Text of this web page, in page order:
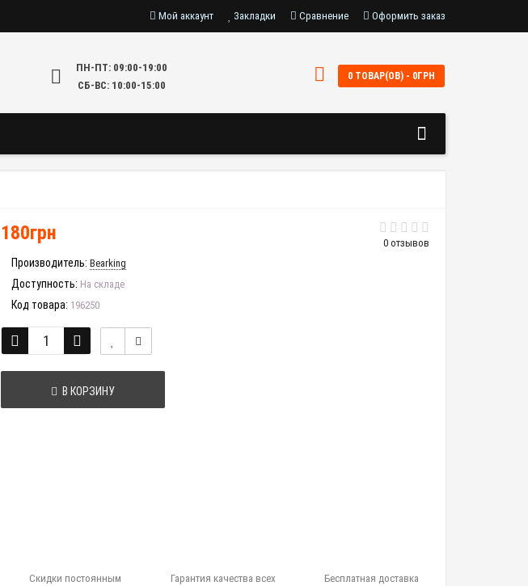
Мой аккаунт Закладки Сравнение Оформить заказ
ПН-ПТ: 09:00-19:00
СБ-ВС: 10:00-15:00
0 ТОВАР(ОВ) - 0ГРН
0 отзывов
180грн
Производитель: Bearking
Доступность: На складе
Код товара: 196250
В КОРЗИНУ
Скидки постоянным
Гарантия качества всех
Бесплатная доставка